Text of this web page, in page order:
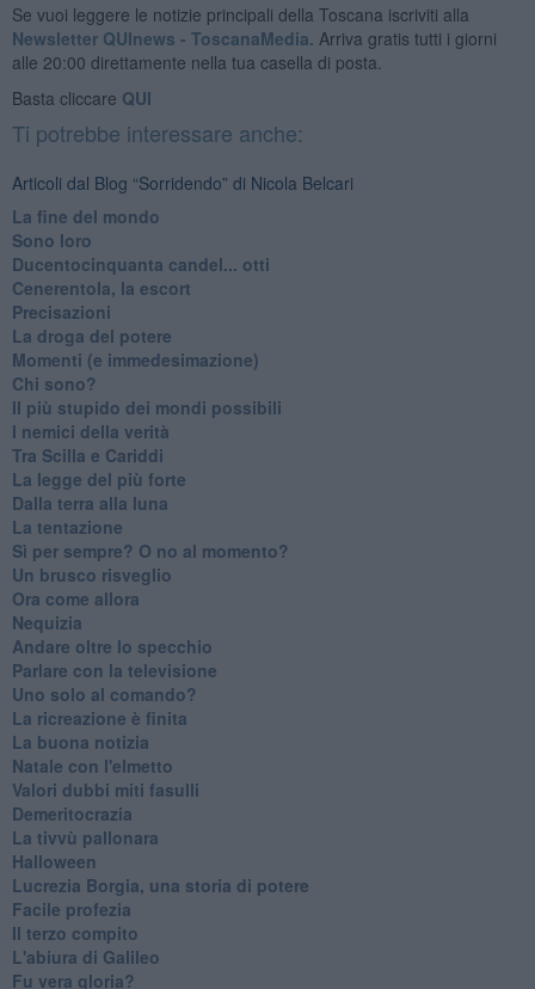
Se vuoi leggere le notizie principali della Toscana iscriviti alla
Newsletter QUInews - ToscanaMedia. Arriva gratis tutti i giorni
alle 20:00 direttamente nella tua casella di posta.
Basta cliccare QUI
Ti potrebbe interessare anche:
Articoli dal Blog “Sorridendo” di Nicola Belcari
La fine del mondo
Sono loro
Ducentocinquanta candel... otti
Cenerentola, la escort
Precisazioni
La droga del potere
Momenti (e immedesimazione)
Chi sono?
Il più stupido dei mondi possibili
I nemici della verità
Tra Scilla e Cariddi
La legge del più forte
Dalla terra alla luna
La tentazione
​Sì per sempre? O no al momento?
Un brusco risveglio
Ora come allora
Nequizia
Andare oltre lo specchio
Parlare con la televisione
Uno solo al comando?
La ricreazione è finita
La buona notizia
Natale con l'elmetto
Valori dubbi miti fasulli
Demeritocrazia
La tivvù pallonara
Halloween
​Lucrezia Borgia, una storia di potere
Facile profezia
Il terzo compito
L'abiura di Galileo
Fu vera gloria?